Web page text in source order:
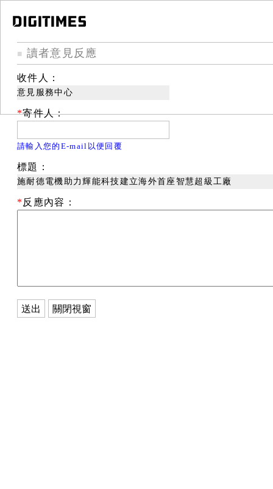
■ 讀者意見反應
收件人：
意見服務中心
*寄件人：
請輸入您的E-mail以便回覆
標題：
施耐德電機助力輝能科技建立海外首座智慧超級工廠
* 反應內容：